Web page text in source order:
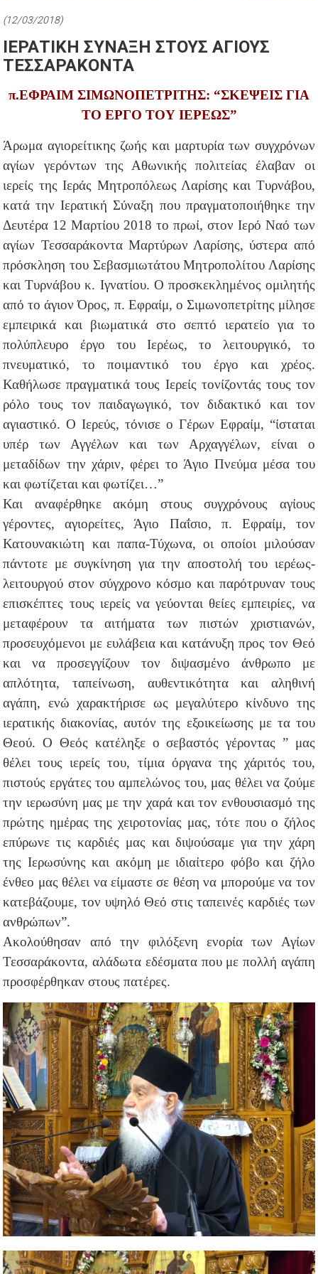
(12/03/2018)
ΙΕΡΑΤΙΚΗ ΣΥΝΑΞΗ ΣΤΟΥΣ ΑΓΙΟΥΣ
ΤΕΣΣΑΡΑΚΟΝΤΑ
π.ΕΦΡΑΙΜ ΣΙΜΩΝΟΠΕΤΡΙΤΗΣ: “ΣΚΕΨΕΙΣ ΓΙΑ
ΤΟ ΕΡΓΟ ΤΟΥ ΙΕΡΕΩΣ”
Άρωμα αγιορείτικης ζωής και μαρτυρία των συγχρόνων
αγίων γερόντων της Αθωνικής πολιτείας έλαβαν οι
ιερείς της Ιεράς Μητροπόλεως Λαρίσης και Τυρνάβου,
κατά την Ιερατική Σύναξη που πραγματοποιήθηκε την
Δευτέρα 12 Μαρτίου 2018 το πρωί, στον Ιερό Ναό των
αγίων Τεσσαράκοντα Μαρτύρων Λαρίσης, ύστερα από
πρόσκληση του Σεβασμιωτάτου Μητροπολίτου Λαρίσης
και Τυρνάβου κ. Ιγνατίου. Ο προσκεκλημένος ομιλητής
από το άγιον Όρος, π. Εφραίμ, ο Σιμωνοπετρίτης μίλησε
εμπειρικά και βιωματικά στο σεπτό ιερατείο για το
πολύπλευρο έργο του Ιερέως, το λειτουργικό, το
πνευματικό, το ποιμαντικό του έργο και χρέος.
Καθήλωσε πραγματικά τους Ιερείς τονίζοντάς τους τον
ρόλο τους τον παιδαγωγικό, τον διδακτικό και τον
αγιαστικό. Ο Ιερεύς, τόνισε ο Γέρων Εφραίμ, “ίσταται
υπέρ των Αγγέλων και των Αρχαγγέλων, είναι ο
μεταδίδων την χάριν, φέρει το Άγιο Πνεύμα μέσα του
και φωτίζεται και φωτίζει…”
Και αναφέρθηκε ακόμη στους συγχρόνους αγίους
γέροντες, αγιορείτες, Άγιο Παΐσιο, π. Εφραίμ, τον
Κατουνακιώτη και παπα-Τύχωνα, οι οποίοι μιλούσαν
πάντοτε με συγκίνηση για την αποστολή του ιερέως-
λειτουργού στον σύγχρονο κόσμο και παρότρυναν τους
επισκέπτες τους ιερείς να γεύονται θείες εμπειρίες, να
μεταφέρουν τα αιτήματα των πιστών χριστιανών,
προσευχόμενοι με ευλάβεια και κατάνυξη προς τον Θεό
και να προσεγγίζουν τον διψασμένο άνθρωπο με
απλότητα, ταπείνωση, αυθεντικότητα και αληθινή
αγάπη, ενώ χαρακτήρισε ως μεγαλύτερο κίνδυνο της
ιερατικής διακονίας, αυτόν της εξοικείωσης με τα του
Θεού. Ο Θεός κατέληξε ο σεβαστός γέροντας ” μας
θέλει τους ιερείς του, τίμια όργανα της χάριτός του,
πιστούς εργάτες του αμπελώνος του, μας θέλει να ζούμε
την ιερωσύνη μας με την χαρά και τον ενθουσιασμό της
πρώτης ημέρας της χειροτονίας μας, τότε που ο ζήλος
επύρωνε τις καρδιές μας και διψούσαμε για την χάρη
της Ιερωσύνης και ακόμη με ιδιαίτερο φόβο και ζήλο
ένθεο μας θέλει να είμαστε σε θέση να μπορούμε να τον
κατεβάζουμε, τον υψηλό Θεό στις ταπεινές καρδιές των
ανθρώπων”.
Ακολούθησαν από την φιλόξενη ενορία των Αγίων
Τεσσαράκοντα, αλάδωτα εδέσματα που με πολλή αγάπη
προσφέρθηκαν στους πατέρες.